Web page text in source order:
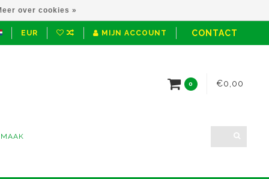
EUR MIJN ACCOUNT CONTACT
0 €0,00
over cookies »